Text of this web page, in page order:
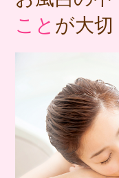
こと が大切